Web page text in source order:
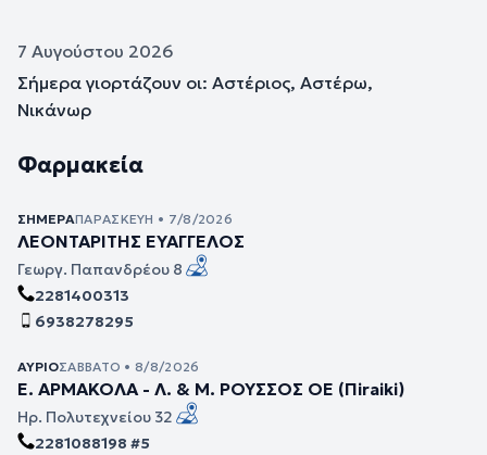
7 Αυγούστου 2026
Σήμερα γιορτάζουν οι: Αστέριος, Αστέρω,
Νικάνωρ
Φαρμακεία
ΣΉΜΕΡΑΠΑΡΑΣΚΕΥΉ • 7/8/2026
ΛΕΟΝΤΑΡΙΤΗΣ ΕΥΑΓΓΕΛΟΣ
Γεωργ. Παπανδρέου 8
2281400313
6938278295
ΑΎΡΙΟΣΆΒΒΑΤΟ • 8/8/2026
Ε. ΑΡΜΑΚΟΛΑ - Λ. & Μ. ΡΟΥΣΣΟΣ ΟΕ (Πiraiki)
Ηρ. Πολυτεχνείου 32
2281088198 #5